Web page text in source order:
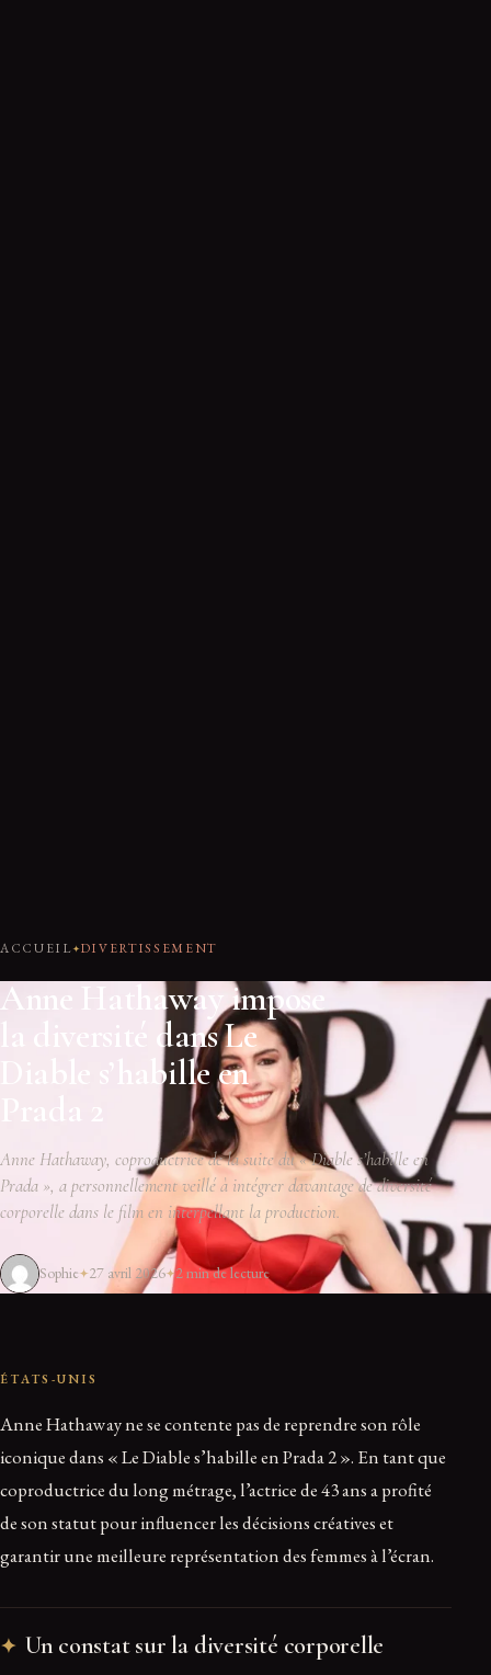
ACCUEIL DIVERTISSEMENT
Anne Hathaway impose
la diversité dans Le
Diable s’habille en
Anne Hathaway, coproductrice de la suite du « Diable s’habille en
Prada », a personnellement veillé à intégrer davantage de diversité
corporelle dans le film en interpellant la production.
Sophie 27 avril 2026 2 min de lecture
ÉTATS-UNIS
Anne Hathaway ne se contente pas de reprendre son rôle
iconique dans « Le Diable s’habille en Prada 2 ». En tant que
coproductrice du long métrage, l’actrice de 43 ans a profité
de son statut pour influencer les décisions créatives et
garantir une meilleure représentation des femmes à l’écran.
Un constat sur la diversité corporelle